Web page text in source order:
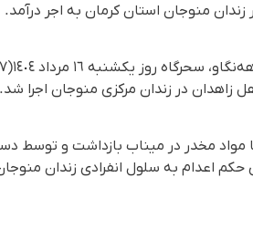
منوجان استان کرمان به اجر درآمد.
مرتبط با مواد مخدر در میناب بازداشت و
اعدام به سلول انفرادی زندان